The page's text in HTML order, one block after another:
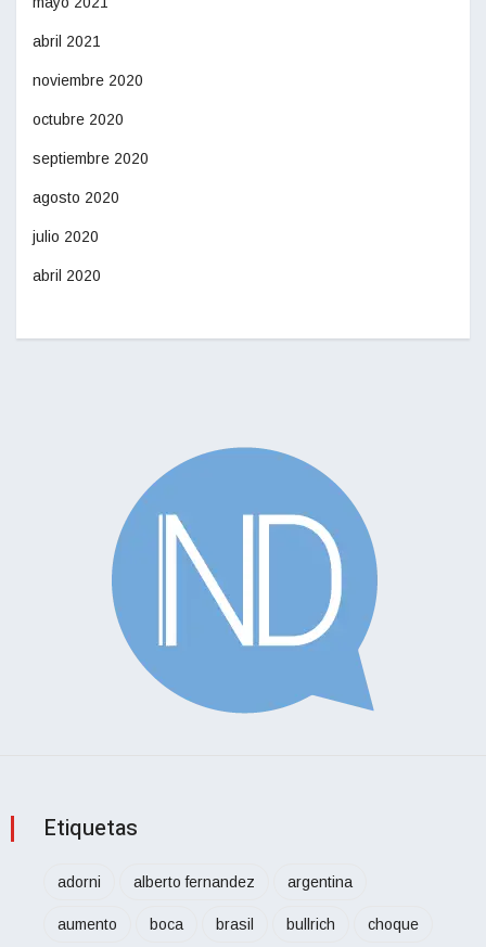
abril 2021
noviembre 2020
octubre 2020
septiembre 2020
agosto 2020
julio 2020
abril 2020
Etiquetas
adorni alberto fernandez argentina
aumento boca brasil bullrich choque